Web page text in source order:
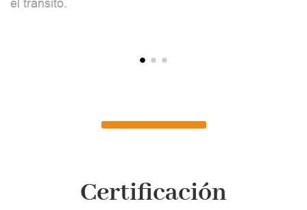
el tránsito.
Certificación